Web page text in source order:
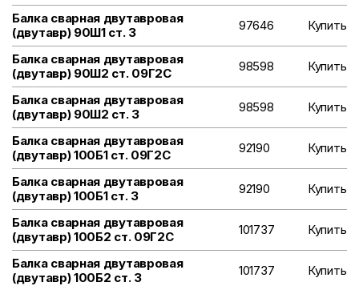
Балка сварная двутавровая
(двутавр) 90Ш1 ст. 3
97646 Купить
Балка сварная двутавровая
(двутавр) 90Ш2 ст. 09Г2С
98598 Купить
Балка сварная двутавровая
(двутавр) 90Ш2 ст. 3
98598 Купить
Балка сварная двутавровая
(двутавр) 100Б1 ст. 09Г2С
92190 Купить
Балка сварная двутавровая
(двутавр) 100Б1 ст. 3
92190 Купить
Балка сварная двутавровая
(двутавр) 100Б2 ст. 09Г2С
101737 Купить
Балка сварная двутавровая
(двутавр) 100Б2 ст. 3
101737 Купить